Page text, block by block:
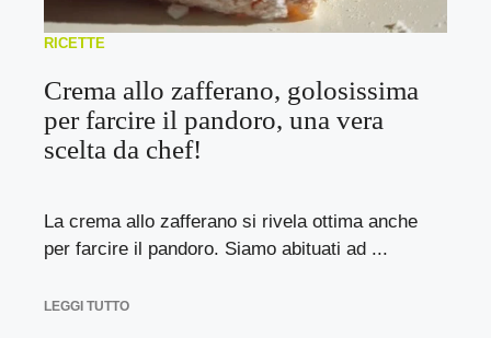
RICETTE
Crema allo zafferano, golosissima
per farcire il pandoro, una vera
scelta da chef!
La crema allo zafferano si rivela ottima anche
per farcire il pandoro. Siamo abituati ad ...
LEGGI TUTTO